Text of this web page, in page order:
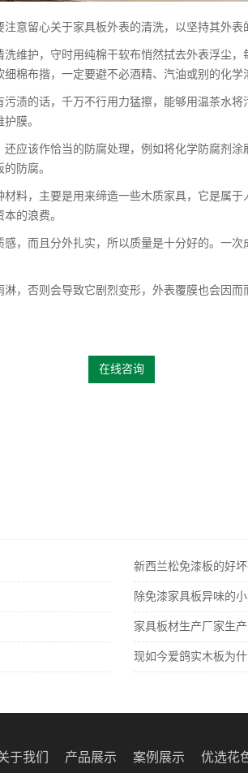
注意留心关于家具板外表的清洗，以坚持其外表
护，守时用纯棉干软布悄然拭去外表浮尘，
棉布揩，一定要避不必酒精、汽油或别的化学
的话，千万不行用力猛擦，能够用温茶水将
膜。
该作恰当的防腐处理，例如将化学防腐剂涂
防腐。
，主要是用来缔造一些木质家具，它是属于
的浪费。
而且分外扎实，所以质量是十分好的。一次
否则会导致它剧烈变形，外表覆膜也会因而
在线咨询
新西兰松免漆板的好
除免漆家具板异味的
家具板材生产厂家生
现如今爱鸽实木板为什
于我们 产品展示 案例展示 优选花